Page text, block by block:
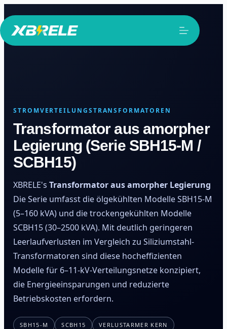
Zum
Inhalt
springen
STROMVERTEILUNGSTRANSFORMATOREN
Transformator aus amorpher
Legierung (Serie SBH15-M /
SCBH15)
XBRELE's Transformator aus amorpher Legierung
Die Serie umfasst die ölgekühlten Modelle SBH15-M
(5–160 kVA) und die trockengekühlten Modelle
SCBH15 (30–2500 kVA). Mit deutlich geringeren
Leerlaufverlusten im Vergleich zu Siliziumstahl-
Transformatoren sind diese hocheffizienten
Modelle für 6–11-kV-Verteilungsnetze konzipiert,
die Energieeinsparungen und reduzierte
Betriebskosten erfordern.
SBH15-M SCBH15 VERLUSTARMER KERN